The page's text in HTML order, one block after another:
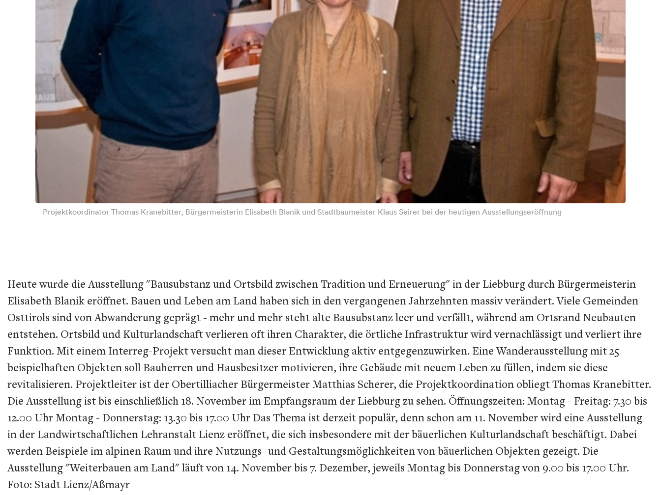
Projektkoordinator Thomas Kranebitter, Bürgermeisterin Elisabeth Blanik und Stadtbaumeister Klaus Seirer bei der heutigen Ausstellungseröffnung
Heute wurde die Ausstellung "Bausubstanz und Ortsbild zwischen Tradition und Erneuerung" in der Liebburg durch Bürgermeisterin
Elisabeth Blanik eröffnet. Bauen und Leben am Land haben sich in den vergangenen Jahrzehnten massiv verändert. Viele Gemeinden
Osttirols sind von Abwanderung geprägt - mehr und mehr steht alte Bausubstanz leer und verfällt, während am Ortsrand Neubauten
entstehen. Ortsbild und Kulturlandschaft verlieren oft ihren Charakter, die örtliche Infrastruktur wird vernachlässigt und verliert ihre
Funktion. Mit einem Interreg-Projekt versucht man dieser Entwicklung aktiv entgegenzuwirken. Eine Wanderausstellung mit 25
beispielhaften Objekten soll Bauherren und Hausbesitzer motivieren, ihre Gebäude mit neuem Leben zu füllen, indem sie diese
revitalisieren. Projektleiter ist der Obertilliacher Bürgermeister Matthias Scherer, die Projektkoordination obliegt Thomas Kranebitter.
Die Ausstellung ist bis einschließlich 18. November im Empfangsraum der Liebburg zu sehen. Öffnungszeiten: Montag - Freitag: 7.30 bis
12.00 Uhr Montag - Donnerstag: 13.30 bis 17.00 Uhr Das Thema ist derzeit populär, denn schon am 11. November wird eine Ausstellung
in der Landwirtschaftlichen Lehranstalt Lienz eröffnet, die sich insbesondere mit der bäuerlichen Kulturlandschaft beschäftigt. Dabei
werden Beispiele im alpinen Raum und ihre Nutzungs- und Gestaltungsmöglichkeiten von bäuerlichen Objekten gezeigt. Die
Ausstellung "Weiterbauen am Land" läuft von 14. November bis 7. Dezember, jeweils Montag bis Donnerstag von 9.00 bis 17.00 Uhr.
Foto: Stadt Lienz/Aßmayr